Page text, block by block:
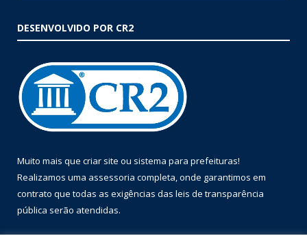
DESENVOLVIDO POR CR2
Muito mais que criar site ou sistema para prefeituras!
Realizamos uma assessoria completa, onde garantimos em
contrato que todas as exigências das leis de transparência
pública serão atendidas.